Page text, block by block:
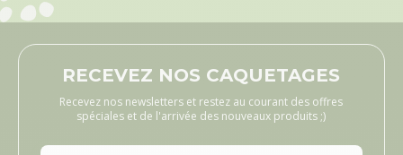
RECEVEZ NOS CAQUETAGES
Recevez nos newsletters et restez au courant des offres
spéciales et de l'arrivée des nouveaux produits ;)